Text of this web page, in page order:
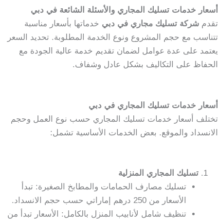
أسعار خدمات تسليك المجاري والأسئلة الشائعة في دبي
تقدم شركة تسليك مجاري في دبي خدماتها بأسعار مناسبة
تتناسب مع حجم المشروع ونوع الخدمة المطلوبة. تحديد السعر
يعتمد على عدة عوامل لضمان تقديم خدمة عالية الجودة مع
الحفاظ على التكاليف بشكل عادل وشفاف.
أسعار خدمات تسليك المجاري في دبي
تختلف أسعار خدمات تسليك المجاري حسب نوع العمل وحجم
الانسداد والموقع. بعض الخدمات الأساسية تشمل:
تسليك المجاري المنزلية
تسليك مصارف الحمامات والمطابخ الصغيرة: تبدأ
الأسعار من 250 درهم إماراتي حسب حجم الانسداد.
تنظيف شامل لأنابيب المنزل بالكامل: الأسعار تبدأ من